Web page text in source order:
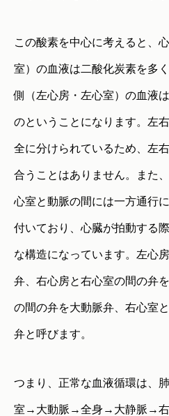
この酸素を中心に考えると、
室）の血液は二酸化炭素を多
側（左心房・左心室）の血液
のということになります。左
全に分けられているため、左
合うことはありません。また
心室と動脈の間には一方通行
付いており、心臓が拍動する
な構造になっています。左心
弁、右心房と右心室の間の弁
の間の弁を大動脈弁、右心室
弁と呼びます。
つまり、正常な血液循環は
室→大動脈→全身→大静脈→